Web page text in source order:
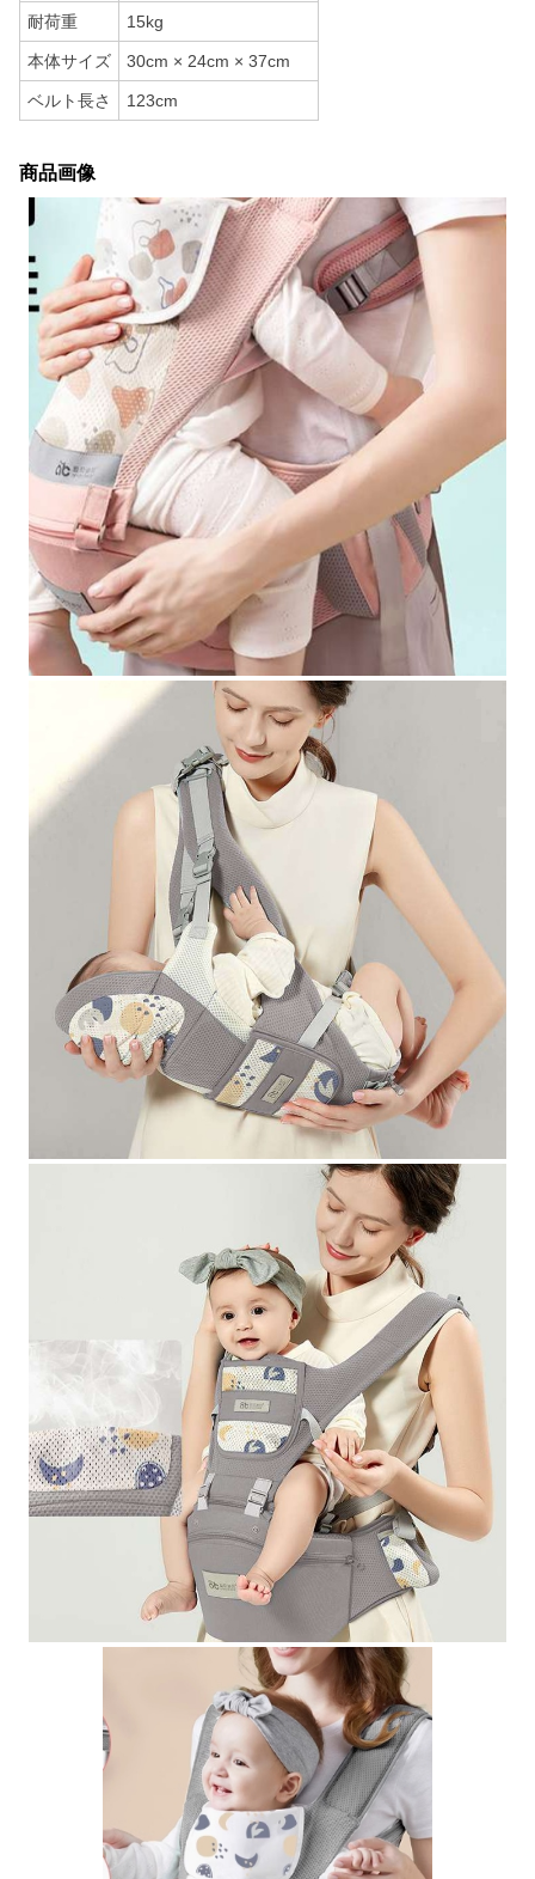
耐荷重 15kg
本体サイズ 30cm × 24cm × 37cm
ベルト長さ 123cm
商品画像